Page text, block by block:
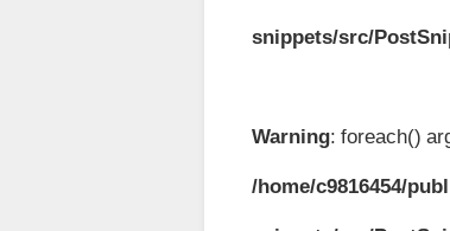
snippets/src/
Warning: foreach()
/home/c9816454/